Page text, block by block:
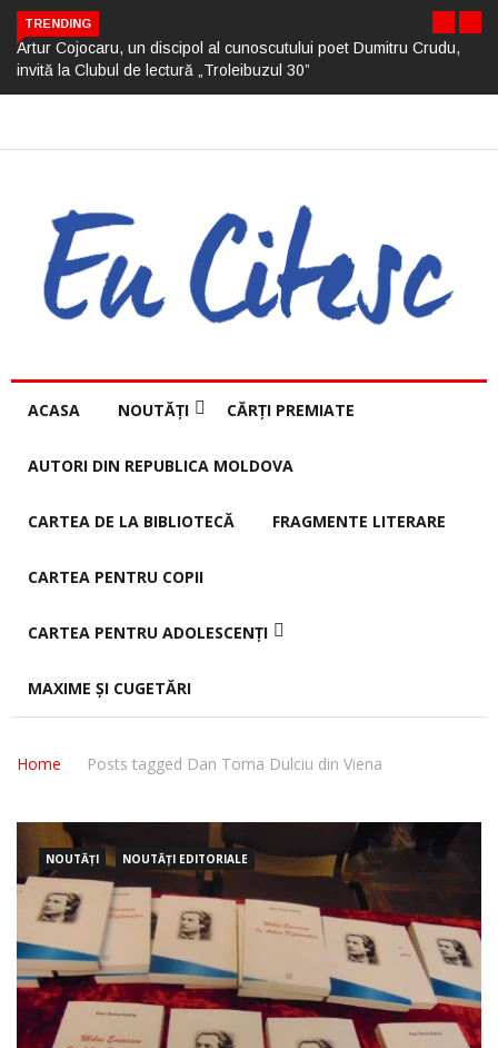
TRENDING
Artur Cojocaru, un discipol al cunoscutului poet Dumitru Crudu,
invită la Clubul de lectură „Troleibuzul 30”
ACASA NOUTĂȚI CĂRȚI PREMIATE
AUTORI DIN REPUBLICA MOLDOVA
CARTEA DE LA BIBLIOTECĂ FRAGMENTE LITERARE
CARTEA PENTRU COPII
CARTEA PENTRU ADOLESCENȚI
MAXIME ȘI CUGETĂRI
Home Posts tagged Dan Toma Dulciu din Viena
NOUTĂȚI NOUTĂȚI EDITORIALE